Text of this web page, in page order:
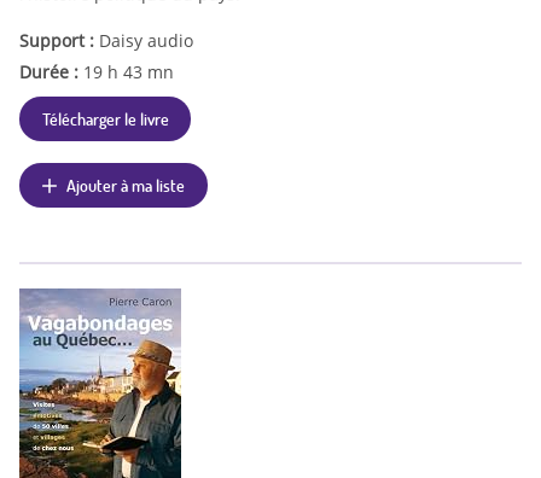
Support : Daisy audio
Durée : 19 h 43 mn
Télécharger le livre
Ajouter à ma liste